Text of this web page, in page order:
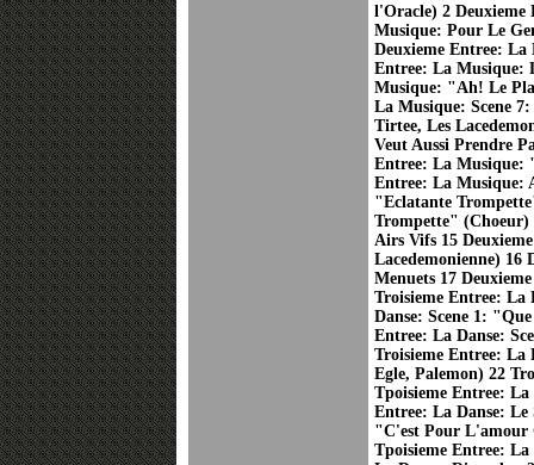
l'Oracle) 2 Deuxieme
Musique: Pour Le
Deuxieme Entree: La
Entree: La Musique:
Musique: "Ah! Le
La Musique: Scene
Tirtee, Les
Veut Aussi Prendre
Entree: La Musique:
Entree: La Musique:
"Eclatante
Trompette" (Choeur)
Airs Vifs 15
Lacedemonienne) 16
Menuets 17
Troisieme Entree: La
Danse: Scene 1:
Entree: La Danse:
Troisieme Entree: La
Egle, Palemon) 22
Tpoisieme Entree: La
Entree: La Danse: Le
"C'est Pour L'amour
Tpoisieme Entree: La